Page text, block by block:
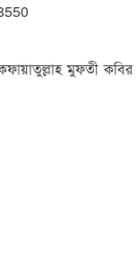
মুফতী কবির